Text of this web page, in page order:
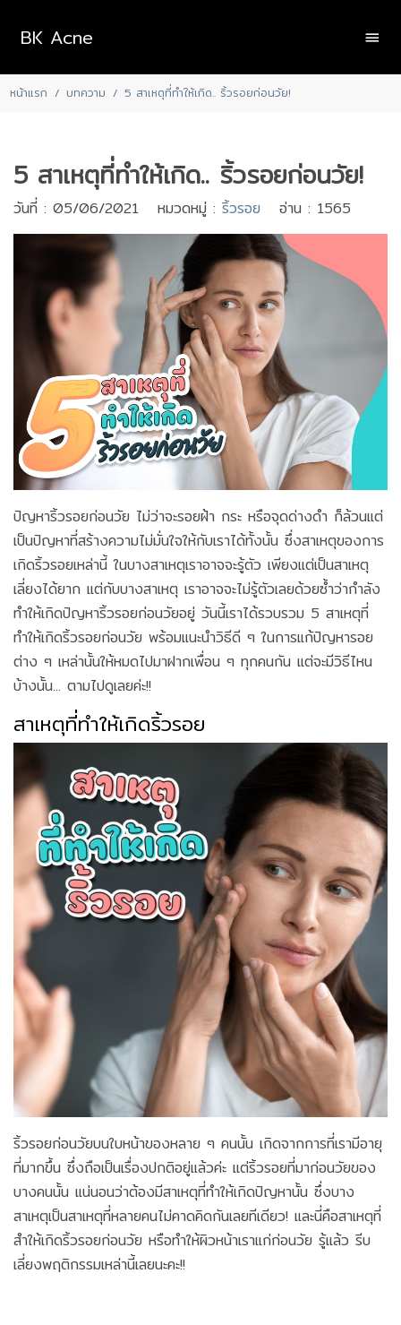
BK Acne
หน้าแรก บทความ 5 สาเหตุที่ทำให้เกิด.. ริ้วรอยก่อนวัย!
5 สาเหตุที่ทำให้เกิด.. ริ้วรอยก่อนวัย!
วันที่ : 05/06/2021 หมวดหมู่ : ริ้วรอย อ่าน : 1565
ปัญหาริ้วรอยก่อนวัย ไม่ว่าจะรอยฝ้า กระ หรือจุดด่างดำ ก็ล้วนแต่
เป็นปัญหาที่สร้างความไม่มั่นใจให้กับเราได้ทั้งนั้น ซึ่งสาเหตุของการ
เกิดริ้วรอยเหล่านี้ ในบางสาเหตุเราอาจจะรู้ตัว เพียงแต่เป็นสาเหตุ
เลี่ยงได้ยาก แต่กับบางสาเหตุ เราอาจจะไม่รู้ตัวเลยด้วยซ้ำว่ากำลัง
ทำให้เกิดปัญหาริ้วรอยก่อนวัยอยู่ วันนี้เราได้รวบรวม 5 สาเหตุที่
ทำให้เกิดริ้วรอยก่อนวัย พร้อมแนะนำวิธีดี ๆ ในการแก้ปัญหารอย
ต่าง ๆ เหล่านั้นให้หมดไปมาฝากเพื่อน ๆ ทุกคนกัน แต่จะมีวิธีไหน
บ้างนั้น... ตามไปดูเลยค่ะ!!
สาเหตุที่ทำให้เกิดริ้วรอย
ริ้วรอยก่อนวัยบนใบหน้าของหลาย ๆ คนนั้น เกิดจากการที่เรามีอายุ
ที่มากขึ้น ซึ่งถือเป็นเรื่องปกติอยู่แล้วค่ะ แต่ริ้วรอยที่มาก่อนวัยของ
บางคนนั้น แน่นอนว่าต้องมีสาเหตุที่ทำให้เกิดปัญหานั้น ซึ่งบาง
สาเหตุเป็นสาเหตุที่หลายคนไม่คาดคิดกันเลยทีเดียว! และนี่คือสาเหตุที่
สำให้เกิดริ้วรอยก่อนวัย หรือทำให้ผิวหน้าเราแก่ก่อนวัย รู้แล้ว รีบ
เลี่ยงพฤติกรรมเหล่านี้เลยนะคะ!!